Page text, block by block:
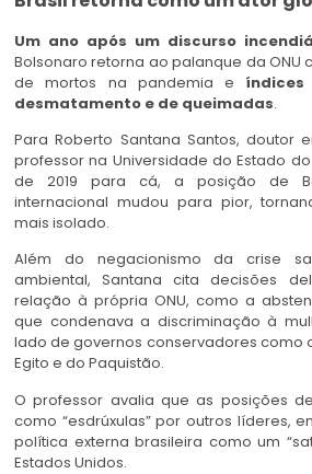
Um ano após um discurso
Bolsonaro retorna ao palanque da ONU
de mortos na pandemia e
desmatamento e de queimadas.
Para Roberto Santana Santos, doutor
professor na Universidade do Estado do
de 2019 para cá, a posição de
internacional mudou para pior,
mais isolado.
Além do negacionismo da crise
ambiental, Santana cita decisões
relação à própria ONU, como a
que condenava a discriminação à
lado de governos conservadores como
Egito e do Paquistão.
O professor avalia que as posições
como “esdrúxulas” por outros líderes,
política externa brasileira como um
Estados Unidos.